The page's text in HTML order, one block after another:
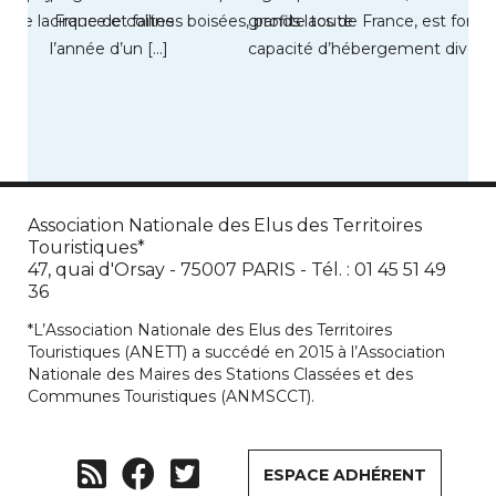
de la France et faites
cirque de collines boisées, profite toute
l’année d’un […]
grands lacs de France, est forte
capacité d’hébergement
Association Nationale des Elus des Territoires
Touristiques*
47, quai d'Orsay - 75007 PARIS - Tél. : 01 45 51 49
36
*L’Association Nationale des Elus des Territoires
Touristiques (ANETT) a succédé en 2015 à l’Association
Nationale des Maires des Stations Classées et des
Communes Touristiques (ANMSCCT).
ESPACE ADHÉRENT